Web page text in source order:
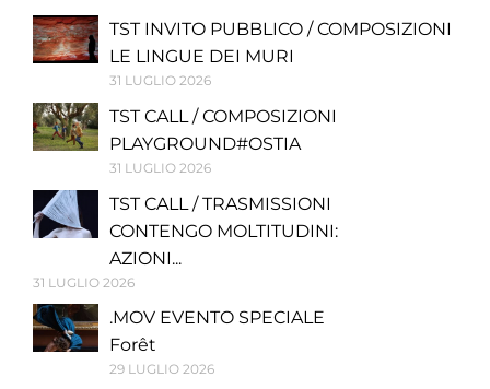
TST INVITO PUBBLICO / COMPOSIZIONI
LE LINGUE DEI MURI
31 LUGLIO 2026
TST CALL / COMPOSIZIONI
PLAYGROUND#OSTIA
31 LUGLIO 2026
TST CALL / TRASMISSIONI
CONTENGO MOLTITUDINI:
AZIONI...
31 LUGLIO 2026
.MOV EVENTO SPECIALE
Forêt
29 LUGLIO 2026